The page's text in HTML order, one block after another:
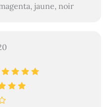
jaune, noir